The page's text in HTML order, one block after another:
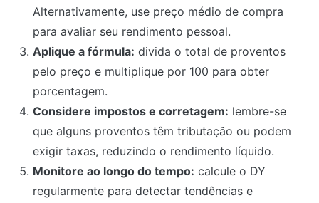
Alternativamente, use preço médio de compra
para avaliar seu rendimento pessoal.
Aplique a fórmula: divida o total de proventos
pelo preço e multiplique por 100 para obter
porcentagem.
Considere impostos e corretagem: lembre-se
que alguns proventos têm tributação ou podem
exigir taxas, reduzindo o rendimento líquido.
Monitore ao longo do tempo: calcule o DY
regularmente para detectar tendências e